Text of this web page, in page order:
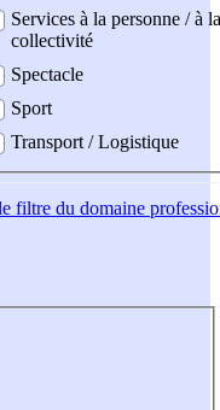
Services à la personne / à la
collectivité
Spectacle
Sport
Transport / Logistique
filtre du domaine